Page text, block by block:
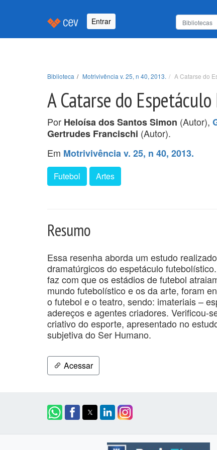
Entrar
Biblioteca Motrivivência v. 25, n 40, 2013. A Catarse do
A Catarse do
Por Heloísa dos Santos Simon (Autor),
Gertrudes Francischi (Autor).
Em Motrivivência v. 25, n 40, 2013.
Futebol Artes
Resumo
Essa resenha aborda um estudo
dramatúrgicos do espetáculo
faz com que os estádios de futebol
mundo futebolístico e os da arte, foram
o futebol e o teatro, sendo: imateriais –
adereços e agentes criadores. Verificou-
criativo do esporte, apresentado no
subjetiva do Ser Humano.
Acessar